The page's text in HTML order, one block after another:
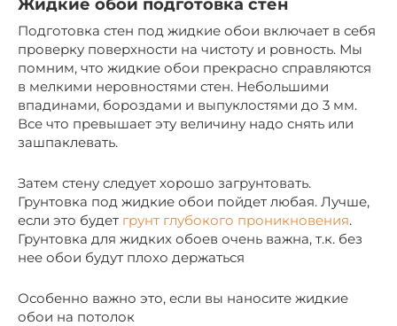
Жидкие обои подготовка стен
Подготовка стен под жидкие обои включает в себя
проверку поверхности на чистоту и ровность. Мы
помним, что жидкие обои прекрасно справляются
в мелкими неровностями стен. Небольшими
впадинами, бороздами и выпуклостями до 3 мм.
Все что превышает эту величину надо снять или
зашпаклевать.
Затем стену следует хорошо загрунтовать.
Грунтовка под жидкие обои пойдет любая. Лучше,
если это будет грунт глубокого проникновения.
Грунтовка для жидких обоев очень важна, т.к. без
нее обои будут плохо держаться
Особенно важно это, если вы наносите жидкие
обои на потолок